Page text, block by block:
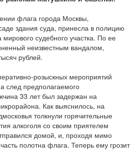
флага города Москвы,
здания суда, принесла в полицию
судебного участка. По ее
неизвестным вандалом,
рублей.
розыскных мероприятий
след предполагаемого
33 лет был задержан на
Как выяснилось, на
толкнули горячительные
алкоголя со своим приятелем
домой, и, проходя мимо
полотна флага. Теперь ему грозит